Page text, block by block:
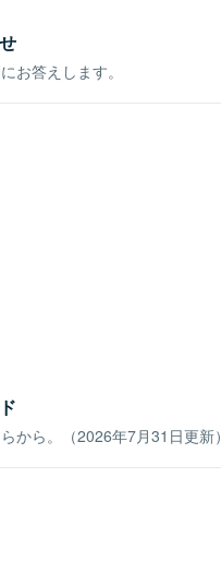
お答えします。
から。（2026年7月31日更新）